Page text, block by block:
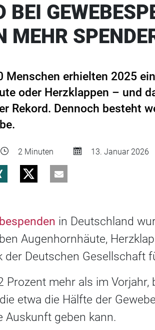
BEI
MEHR
Menschen erhielten 2025
oder Herzklappen – und
Rekord. Dennoch besteht
2 Minuten 13. Januar 2026
in Deutschland
Augenhornhäute,
der Deutschen Gesellschaft
Prozent mehr als im
etwa die Hälfte der
Auskunft geben kann.